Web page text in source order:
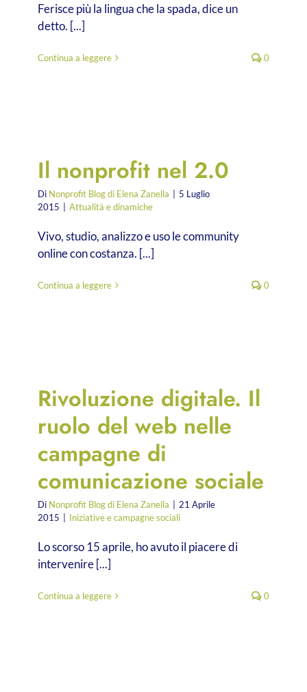
Ferisce più la lingua che la spada, dice un
detto. [...]
Continua a leggere 0
Il nonprofit nel 2.0
Di Nonprofit Blog di Elena Zanella
5 Luglio
2015
Attualità e dinamiche
Vivo, studio, analizzo e uso le community
online con costanza. [...]
Continua a leggere 0
Rivoluzione digitale. Il
ruolo del web nelle
campagne di
comunicazione sociale
Di Nonprofit Blog di Elena Zanella
21 Aprile
2015
Iniziative e campagne sociali
Lo scorso 15 aprile, ho avuto il piacere di
intervenire [...]
Continua a leggere 0